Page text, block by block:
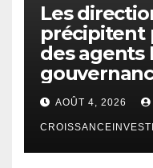
Les
précipitent
des agents
AOÛT 4, 2026